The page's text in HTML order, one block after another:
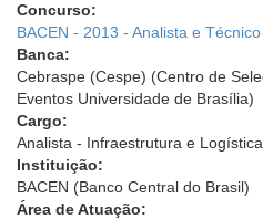
Concurso:
BACEN - 2013 - Analista e Técnico
Banca:
Cebraspe (Cespe) (Centro de
Eventos Universidade de Brasília)
Cargo:
Analista - Infraestrutura e Logística
Instituição:
BACEN (Banco Central do Brasil)
Área de Atuação: